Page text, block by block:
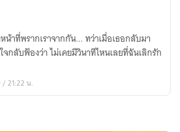
น้าที่พรากเราจากกัน... ทว่าเมื่อเธอกลับมา
กลับฟ้องว่า ไม่เคยมีวินาทีไหนเลยที่ฉันเลิกรัก
21:22 น.